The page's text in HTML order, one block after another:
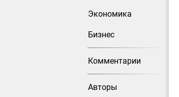
Экономика
Бизнес
Комментарии
Авторы